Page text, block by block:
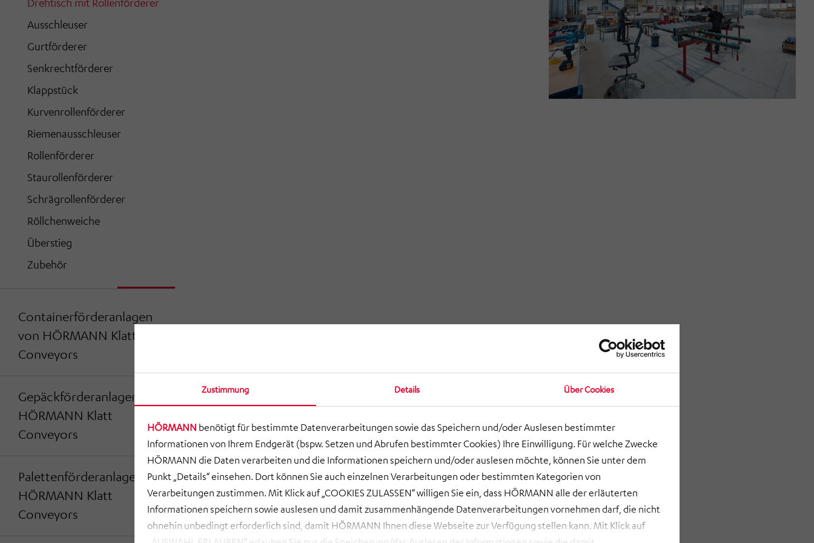
Zustimmung Details Über Cookies
HÖRMANN benötigt für bestimmte Datenverarbeitungen sowie das Speichern und/oder Auslesen bestimmter
Informationen von Ihrem Endgerät (bspw. Setzen und Abrufen bestimmter Cookies) Ihre Einwilligung. Für welche Zwecke
HÖRMANN die Daten verarbeiten und die Informationen speichern und/oder auslesen möchte, können Sie unter dem
Punkt „Details“ einsehen. Dort können Sie auch einzelnen Verarbeitungen oder bestimmten Kategorien von
Verarbeitungen zustimmen. Mit Klick auf „COOKIES ZULASSEN“ willigen Sie ein, dass HÖRMANN alle der erläuterten
Informationen speichern sowie auslesen und damit zusammenhängende Datenverarbeitungen vornehmen darf, die nicht
ohnehin unbedingt erforderlich sind, damit HÖRMANN Ihnen diese Webseite zur Verfügung stellen kann. Mit Klick auf
Ausschleuser
Gurtförderer
Senkrechtförderer
Klappstück
Kurvenrollenförderer
Riemenausschleuser
Rollenförderer
Staurollenförderer
Schrägrollenförderer
Röllchenweiche
Überstieg
Zubehör
Containerförderanlagen
von HÖRMANN Klatt
Conveyors
Gepäckförderanlagen von
HÖRMANN Klatt
Conveyors
Palettenförderanlagen von
HÖRMANN Klatt
Conveyors